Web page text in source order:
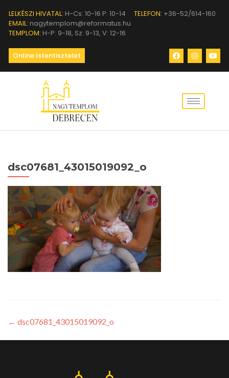
LELKÉSZI HIVATAL: H-Cs: 10-16 P: 10-14 TELEFON: +36-52/614-160
EMAIL: nagytemplom@reformatus.hu
TEMPLOM: H-P: 9-18, Sz: 9-13, V: 12-16
Online Istentisztelet
dsc07681_43015019092_o
← dsc07681_43015019092_o